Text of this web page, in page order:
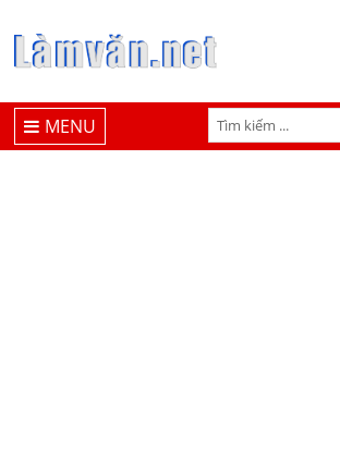
MENU